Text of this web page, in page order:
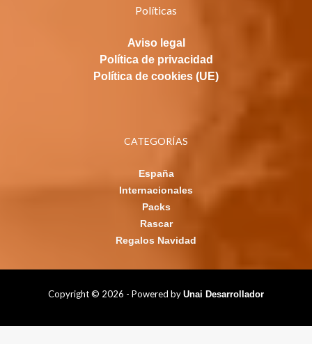
Políticas
Aviso legal
Política de privacidad
Política de cookies (UE)
CATEGORÍAS
España
Internacionales
Packs
Rascar
Regalos Navidad
Copyright © 2026 - Powered by Unai Desarrollador